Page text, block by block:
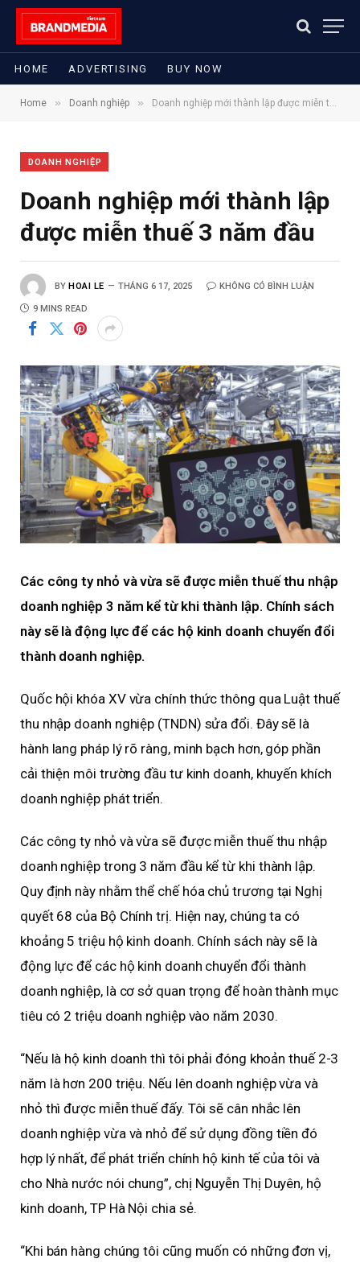
HOME ADVERTISING BUY NOW
Home » Doanh nghiệp » Doanh nghiệp mới thành lập được miễn thuế 3 năm đầu
DOANH NGHIỆP
Doanh nghiệp mới thành lập
được miễn thuế 3 năm đầu
BY HOAI LE THÁNG 6 17, 2025 KHÔNG CÓ BÌNH LUẬN
9 MINS READ
Các công ty nhỏ và vừa sẽ được miễn thuế thu nhập
doanh nghiệp 3 năm kể từ khi thành lập. Chính sách
này sẽ là động lực để các hộ kinh doanh chuyển đổi
thành doanh nghiệp.
Quốc hội khóa XV vừa chính thức thông qua Luật thuế
thu nhập doanh nghiệp (TNDN) sửa đổi. Đây sẽ là
hành lang pháp lý rõ ràng, minh bạch hơn, góp phần
cải thiện môi trường đầu tư kinh doanh, khuyến khích
doanh nghiệp phát triển.
Các công ty nhỏ và vừa sẽ được miễn thuế thu nhập
doanh nghiệp trong 3 năm đầu kể từ khi thành lập.
Quy định này nhằm thể chế hóa chủ trương tại Nghị
quyết 68 của Bộ Chính trị. Hiện nay, chúng ta có
khoảng 5 triệu hộ kinh doanh. Chính sách này sẽ là
động lực để các hộ kinh doanh chuyển đổi thành
doanh nghiệp, là cơ sở quan trọng để hoàn thành mục
tiêu có 2 triệu doanh nghiệp vào năm 2030.
“Nếu là hộ kinh doanh thì tôi phải đóng khoản thuế 2-3
năm là hơn 200 triệu. Nếu lên doanh nghiệp vừa và
nhỏ thì được miễn thuế đấy. Tôi sẽ cân nhắc lên
doanh nghiệp vừa và nhỏ để sử dụng đồng tiền đó
hợp lý nhất, để phát triển chính hộ kinh tế của tôi và
cho Nhà nước nói chung”, chị Nguyễn Thị Duyên, hộ
kinh doanh, TP Hà Nội chia sẻ.
“Khi bán hàng chúng tôi cũng muốn có những đơn vị,